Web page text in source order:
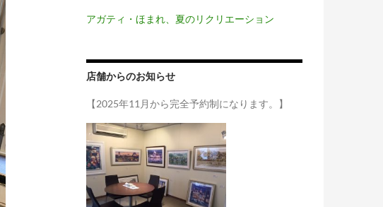
アガティ・ほまれ、夏のリクリエーション
店舗からのお知らせ
【2025年11月から完全予約制になります。】